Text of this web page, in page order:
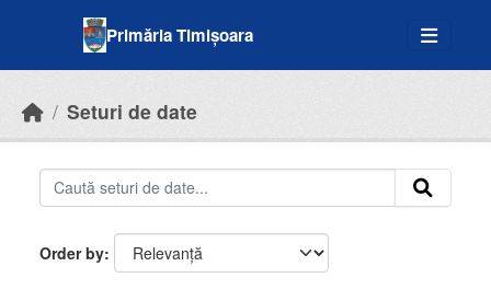
Primăria Timișoara
Seturi de date
Order by